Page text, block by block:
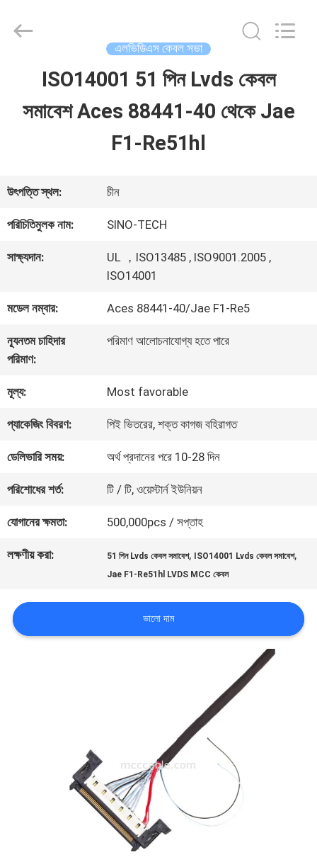
ভিডিও
আমাদের
সম্বন্ধে
কারখানা
পরিদর্শন
গুণমান
নিয়ন্ত্রণ
আমাদের
সাথে
যোগাযোগ
খবর
Media
Reserved.
এলভিডিএস কেবল সভা
ISO14001 51 পিন Lvds কেবল
সমাবেশ Aces 88441-40 থেকে Jae
F1-Re51hl
উৎপত্তি স্থল: চীন
পরিচিতিমুলক নাম: SINO-TECH
সাক্ষ্যদান:
UL ，ISO13485 , ISO9001.2005 ,
ISO14001
মডেল নম্বার: Aces 88441-40/Jae F1-Re5
ন্যূনতম চাহিদার
পরিমাণ:
পরিমাণ আলোচনাযোগ্য হতে পারে
মূল্য: Most favorable
প্যাকেজিং বিবরণ: পিই ভিতরের, শক্ত কাগজ বহিরাগত
ডেলিভারি সময়: অর্থ প্রদানের পরে 10-28 দিন
পরিশোধের শর্ত: টি / টি, ওয়েস্টার্ন ইউনিয়ন
যোগানের ক্ষমতা: 500,000pcs / সপ্তাহ
লক্ষণীয় করা: 51 পিন Lvds কেবল সমাবেশ, ISO14001 Lvds কেবল সমাবেশ,
Jae F1-Re51hl LVDS MCC কেবল
ভালো দাম